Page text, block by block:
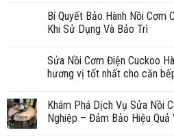
Bí Quyết Bảo Hành Nồi Cơm
Khi Sử Dụng Và Bảo Trì
Sửa Nồi Cơm Điện Cuckoo
hương vị tốt nhất cho căn
Khám Phá Dịch Vụ Sửa Nồi
Nghiệp – Đảm Bảo Hiệu Quả